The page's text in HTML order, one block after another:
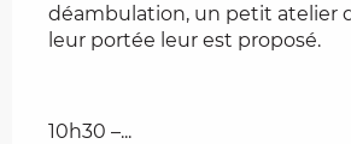
déambulation, un petit atelier
leur portée leur est proposé.
10h30 –...